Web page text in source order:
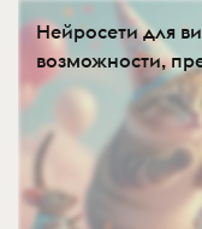
Нейросети для
возможности,